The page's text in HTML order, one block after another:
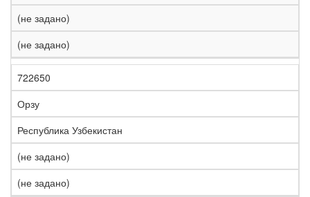
(не задано)
(не задано)
722650
Орзу
Республика Узбекистан
(не задано)
(не задано)